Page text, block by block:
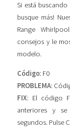
Si está
busque más!
Range
consejos y le
modelo.
Código: F0
PROBLEMA:
FIX: El código
anteriores y se
segundos. Pulse